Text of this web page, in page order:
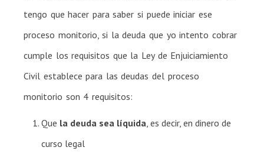
tengo que hacer para saber si puede iniciar ese
proceso monitorio, si la deuda que yo intento cobrar
cumple los requisitos que la Ley de Enjuiciamiento
Civil establece para las deudas del proceso
monitorio son 4 requisitos:
Que la deuda sea líquida , es decir, en dinero de
curso legal